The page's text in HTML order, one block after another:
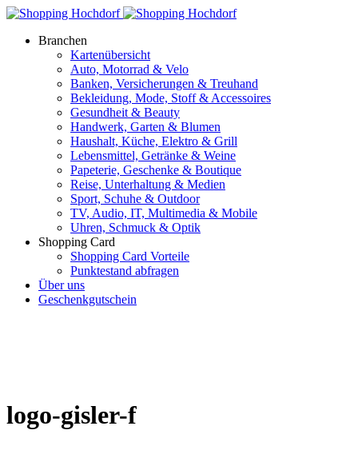
Branchen
Kartenübersicht
Auto, Motorrad & Velo
Banken, Versicherungen & Treuhand
Bekleidung, Mode, Stoff & Accessoires
Gesundheit & Beauty
Handwerk, Garten & Blumen
Haushalt, Küche, Elektro & Grill
Lebensmittel, Getränke & Weine
Papeterie, Geschenke & Boutique
Reise, Unterhaltung & Medien
Sport, Schuhe & Outdoor
TV, Audio, IT, Multimedia & Mobile
Uhren, Schmuck & Optik
Shopping Card
Shopping Card Vorteile
Punktestand abfragen
Über uns
Geschenkgutschein
logo-gisler-f